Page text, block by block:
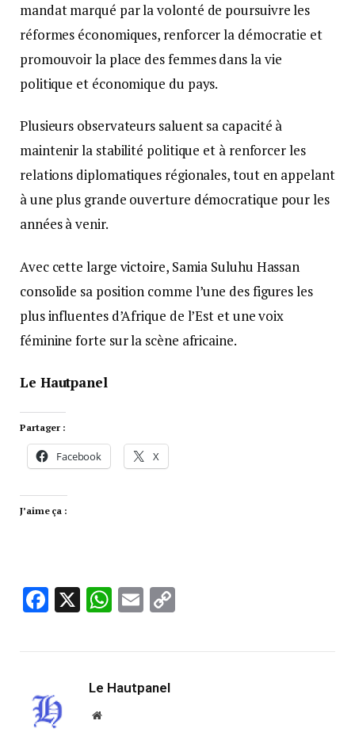
mandat marqué par la volonté de poursuivre les
réformes économiques, renforcer la démocratie et
promouvoir la place des femmes dans la vie
politique et économique du pays.
Plusieurs observateurs saluent sa capacité à
maintenir la stabilité politique et à renforcer les
relations diplomatiques régionales, tout en appelant
à une plus grande ouverture démocratique pour les
années à venir.
Avec cette large victoire, Samia Suluhu Hassan
consolide sa position comme l’une des figures les
plus influentes d’Afrique de l’Est et une voix
féminine forte sur la scène africaine.
Le Hautpanel
Partager :
Facebook X
J’aime ça :
Facebook
X WhatsApp
Email
Le Hautpanel
Website